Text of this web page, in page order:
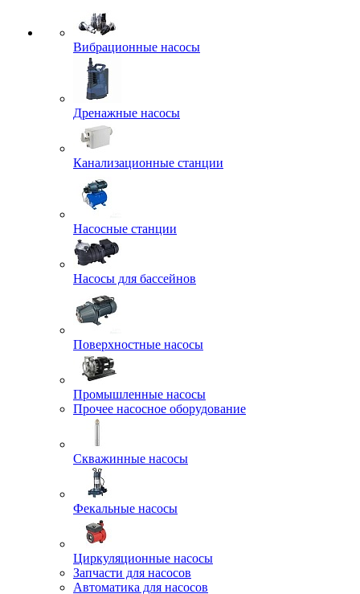
Вибрационные насосы
Дренажные насосы
Канализационные станции
Насосные станции
Насосы для бассейнов
Поверхностные насосы
Промышленные насосы
Прочее насосное оборудование
Скважинные насосы
Фекальные насосы
Циркуляционные насосы
Запчасти для насосов
Автоматика для насосов